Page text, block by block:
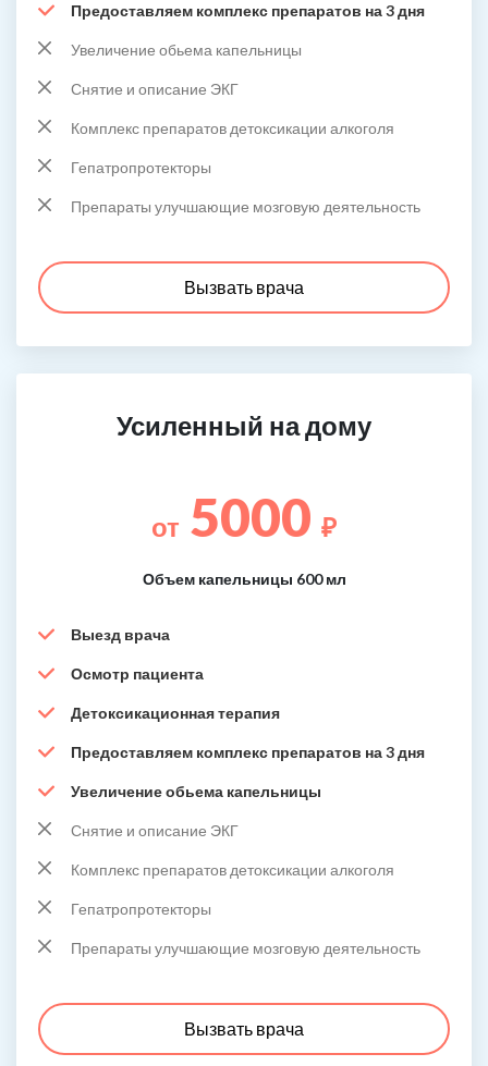
Предоставляем комплекс препаратов на 3 дня
Увеличение обьема капельницы
Снятие и описание ЭКГ
Комплекс препаратов детоксикации алкоголя
Гепатропротекторы
Препараты улучшающие мозговую деятельность
Вызвать врача
Усиленный на дому
от 5000 ₽
Объем капельницы 600 мл
Выезд врача
Осмотр пациента
Детоксикационная терапия
Предоставляем комплекс препаратов на 3 дня
Увеличение обьема капельницы
Снятие и описание ЭКГ
Комплекс препаратов детоксикации алкоголя
Гепатропротекторы
Препараты улучшающие мозговую деятельность
Вызвать врача